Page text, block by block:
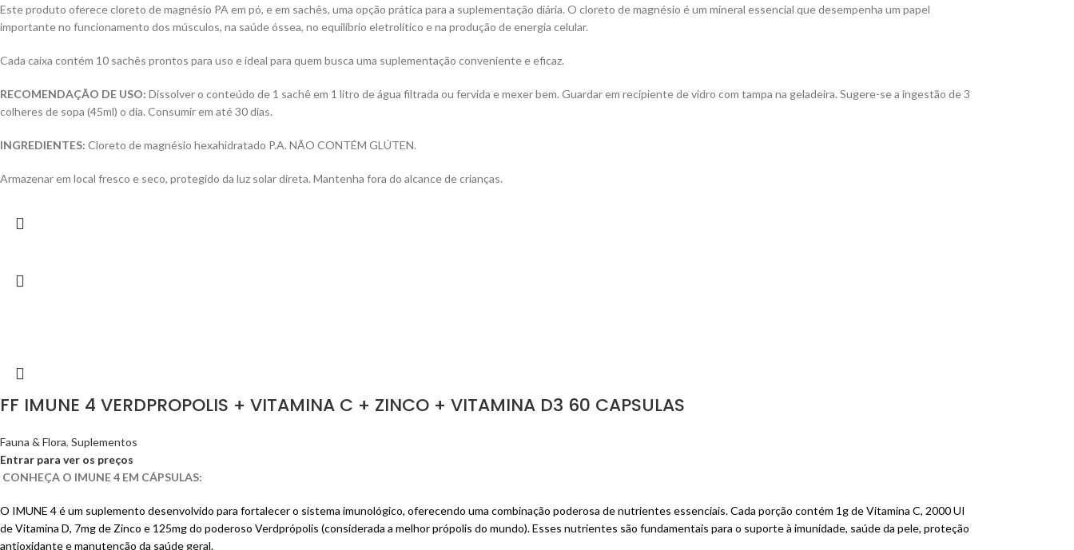
Este produto oferece cloreto de magnésio PA em pó, e em sachês, uma opção prática para a suplementação diária. O cloreto de magnésio é um mineral essencial que desempenha um papel
importante no funcionamento dos músculos, na saúde óssea, no equilíbrio eletrolítico e na produção de energia celular.
Cada caixa contém 10 sachês prontos para uso e ideal para quem busca uma suplementação conveniente e eficaz.
RECOMENDAÇÃO DE USO: Dissolver o conteúdo de 1 sachê em 1 litro de água filtrada ou fervida e mexer bem. Guardar em recipiente de vidro com tampa na geladeira. Sugere-se a ingestão de 3
colheres de sopa (45ml) o dia. Consumir em até 30 dias.
INGREDIENTES: Cloreto de magnésio hexahidratado P.A. NÃO CONTÉM GLÚTEN.
Armazenar em local fresco e seco, protegido da luz solar direta. Mantenha fora do alcance de crianças.
FF IMUNE 4 VERDPROPOLIS + VITAMINA C + ZINCO + VITAMINA D3 60 CAPSULAS
Fauna & Flora, Suplementos
Entrar para ver os preços
CONHEÇA O IMUNE 4 EM CÁPSULAS:
O IMUNE 4 é um suplemento desenvolvido para fortalecer o sistema imunológico, oferecendo uma combinação poderosa de nutrientes essenciais. Cada porção contém 1g de Vitamina C, 2000 UI
de Vitamina D, 7mg de Zinco e 125mg do poderoso Verdprópolis (considerada a melhor própolis do mundo). Esses nutrientes são fundamentais para o suporte à imunidade, saúde da pele, proteção
antioxidante e manutenção da saúde geral.